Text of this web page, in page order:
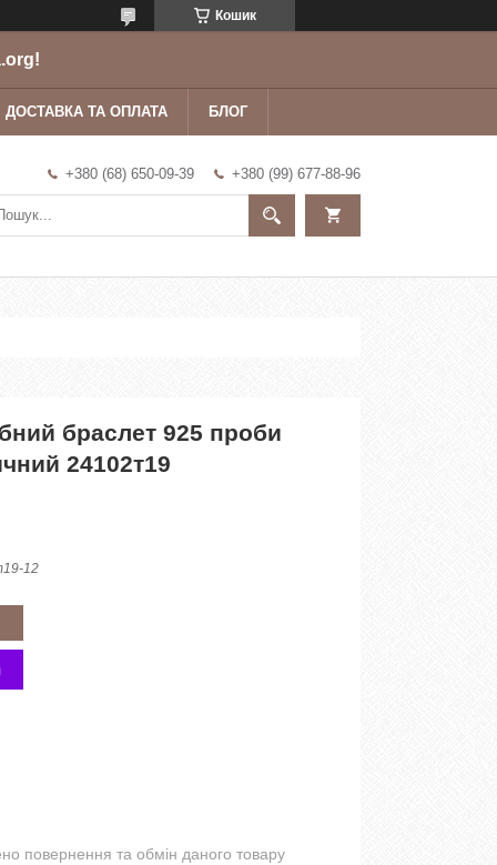
Кошик
ДОСТАВКА ТА ОПЛАТА БЛОГ
+380 (68) 650-09-39 +380 (99) 677-88-96
браслет 925 проби
24102т19
12
повернення та обмін даного товару